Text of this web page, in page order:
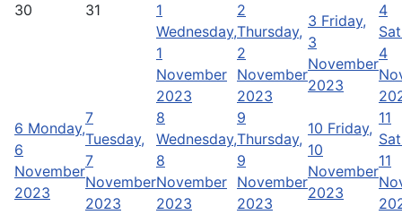
30
31
1
Wednesday,
1
November
2023
2
Thursday,
2
November
2023
3 Friday,
3
November
2023
4
4
6 Monday,
6
November
2023
7
Tuesday,
7
November
2023
8
Wednesday,
8
November
2023
9
Thursday,
9
November
2023
10 Friday,
10
November
2023
11
11